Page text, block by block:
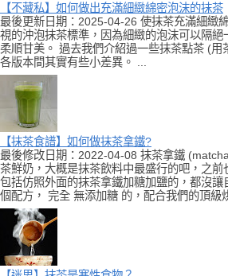
【不藏私】如何做出充滿細緻綿密泡沫的抹茶
最後更新日期：2025-04-26 使抹茶充滿細緻
視的沖泡抹茶標準，因為細緻的泡沫可以隔絕
柔順甘美。 過去我們介紹過一些抹茶點茶 (用
各版本間其實有些小差異。 ...
【抹茶食譜】如何做抹茶拿鐵?
最後修改日期：2022-04-08 抹茶拿鐵
茶鮮奶，大概是抹茶飲料中最盛行的吧，之前
包括仿照外面的抹茶拿鐵加糖加鹽的，都沒
個配方， 完全 無添加糖 的，配合我們的頂級